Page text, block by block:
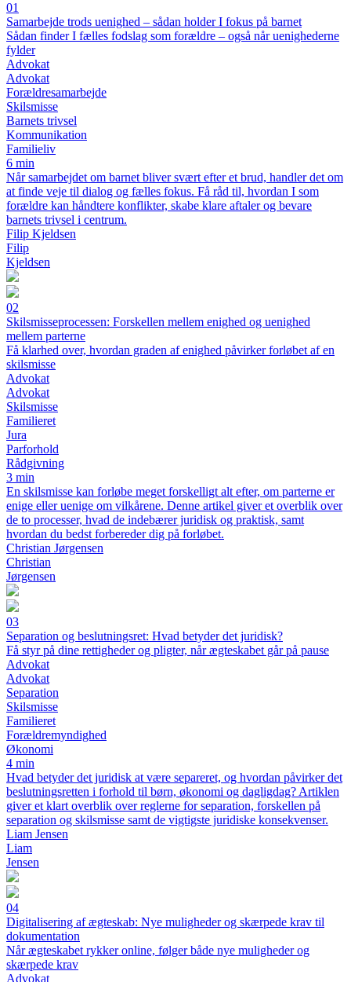
01
Samarbejde trods uenighed – sådan holder I fokus på barnet
Sådan finder I fælles fodslag som forældre – også når uenighederne
fylder
Advokat
Advokat
Forældresamarbejde
Skilsmisse
Barnets trivsel
Kommunikation
Familieliv
6 min
Når samarbejdet om barnet bliver svært efter et brud, handler det om
at finde veje til dialog og fælles fokus. Få råd til, hvordan I som
forældre kan håndtere konflikter, skabe klare aftaler og bevare
barnets trivsel i centrum.
Filip Kjeldsen
Filip
Kjeldsen
02
Skilsmisseprocessen: Forskellen mellem enighed og uenighed
mellem parterne
Få klarhed over, hvordan graden af enighed påvirker forløbet af en
skilsmisse
Advokat
Advokat
Skilsmisse
Familieret
Jura
Parforhold
Rådgivning
3 min
En skilsmisse kan forløbe meget forskelligt alt efter, om parterne er
enige eller uenige om vilkårene. Denne artikel giver et overblik over
de to processer, hvad de indebærer juridisk og praktisk, samt
hvordan du bedst forbereder dig på forløbet.
Christian Jørgensen
Christian
Jørgensen
03
Separation og beslutningsret: Hvad betyder det juridisk?
Få styr på dine rettigheder og pligter, når ægteskabet går på pause
Advokat
Advokat
Separation
Skilsmisse
Familieret
Forældremyndighed
Økonomi
4 min
Hvad betyder det juridisk at være separeret, og hvordan påvirker det
beslutningsretten i forhold til børn, økonomi og dagligdag? Artiklen
giver et klart overblik over reglerne for separation, forskellen på
separation og skilsmisse samt de vigtigste juridiske konsekvenser.
Liam Jensen
Liam
Jensen
04
Digitalisering af ægteskab: Nye muligheder og skærpede krav til
dokumentation
Når ægteskabet rykker online, følger både nye muligheder og
skærpede krav
Advokat